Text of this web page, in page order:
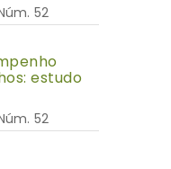
52
estudo
52